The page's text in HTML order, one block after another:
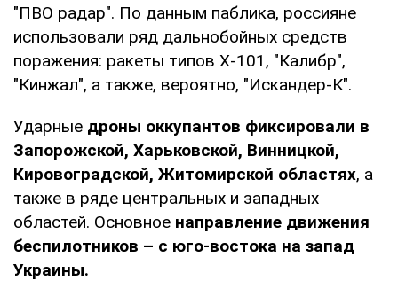
"ПВО радар". По данным паблика, россияне
использовали ряд дальнобойных средств
поражения: ракеты типов Х-101, "Калибр",
"Кинжал", а также, вероятно, "Искандер-К".
Ударные дроны оккупантов фиксировали в
Запорожской, Харьковской, Винницкой,
Кировоградской, Житомирской областях, а
также в ряде центральных и западных
областей. Основное направление движения
беспилотников – с юго-востока на запад
Украины.